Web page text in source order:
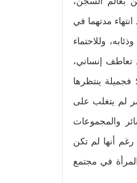
مدتهما في
وللاحتماء
تعاطف إنساني،
ينتظرها
لم يتغلب على
والمجموعات
أنها لم تكن
في مجتمع